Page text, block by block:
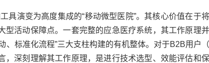
具演变为高度集成的“移动微型医院”。其核心价值在于
活动保障点。一套完整的应急医疗系统，其工作原理
标准化流程”三大支柱构建的有机整体。对于B2B用户
深刻理解其工作原理，是进行技术选型、效能评估和